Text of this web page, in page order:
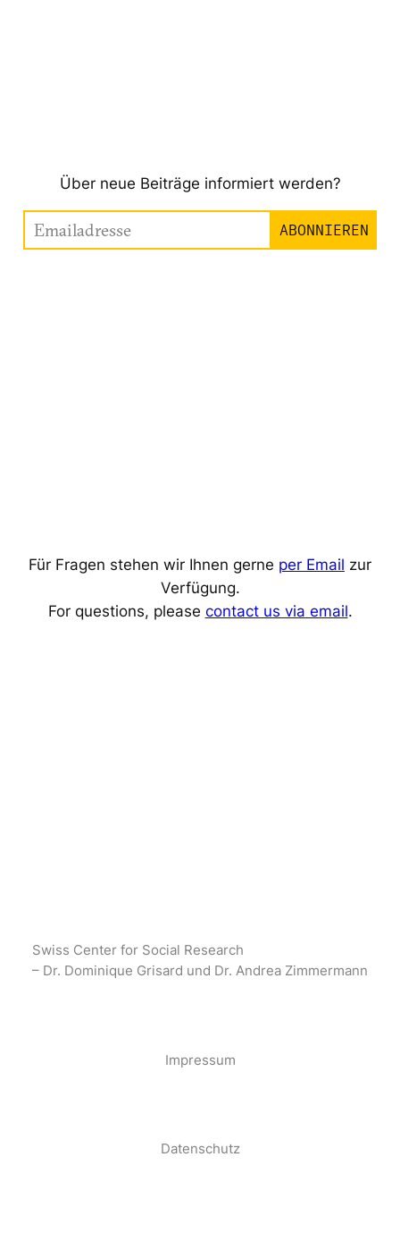
Über neue Beiträge informiert werden?
Emailadresse
ABONNIEREN
Für Fragen stehen wir Ihnen gerne per Email zur
Verfügung.
For questions, please contact us via email.
Swiss Center for Social Research
– Dr. Dominique Grisard und Dr. Andrea Zimmermann
Impressum
Datenschutz